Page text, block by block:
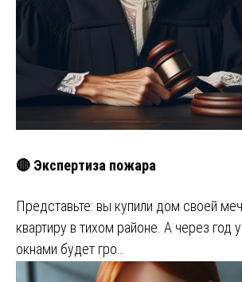
🔴 Экспертиза пожара
Представьте: вы купили дом своей
квартиру в тихом районе. А через год
окнами будет гро…